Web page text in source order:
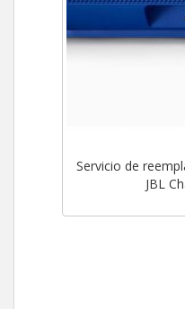
Servicio de
JBL